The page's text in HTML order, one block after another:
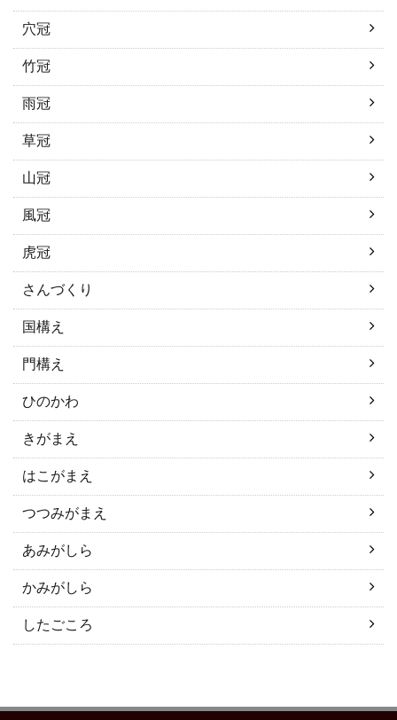
穴冠
竹冠
雨冠
草冠
山冠
風冠
虎冠
さんづくり
国構え
門構え
ひのかわ
きがまえ
はこがまえ
つつみがまえ
あみがしら
かみがしら
したごころ